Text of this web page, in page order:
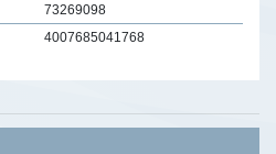
73269098
4007685041768